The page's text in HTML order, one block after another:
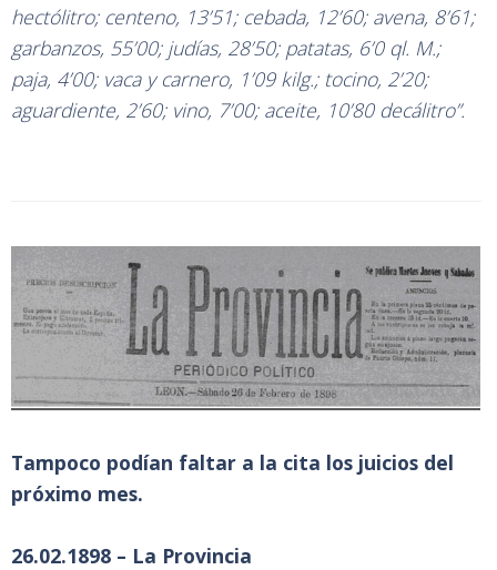
hectólitro; centeno, 13’51; cebada, 12’60; avena, 8’61;
garbanzos, 55’00; judías, 28’50; patatas, 6’0 ql. M.;
paja, 4’00; vaca y carnero, 1’09 kilg.; tocino, 2’20;
aguardiente, 2’60; vino, 7’00; aceite, 10’80 decálitro”.
Tampoco podían faltar a la cita los juicios del
próximo mes.
26.02.1898 – La Provincia